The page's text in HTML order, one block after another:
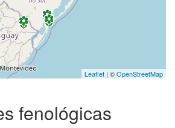
Leaflet | ©OpenStreetMap
fenológicas